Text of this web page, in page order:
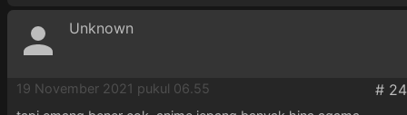
Unknown
19 November 2021 pukul 06.55